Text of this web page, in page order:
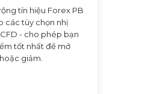
tín hiệu Forex PB
các tùy chọn nhị
- cho phép bạn
tốt nhất để mở
giảm.